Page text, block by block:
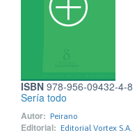
ISBN 978-956-09432-4-8
Sería todo
Autor: Peirano
Editorial: Editorial Vortex S.A.